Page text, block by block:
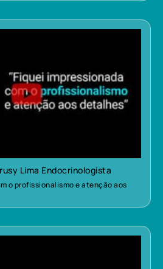
Lima Endocrinologista
o profissionalismo e atenção aos